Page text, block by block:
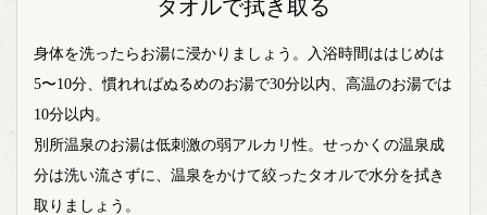
タオルで拭き取る
身体を洗ったらお湯に浸かりましょう。入浴時間ははじめは
5〜10分、慣れればぬるめのお湯で30分以内、高温のお湯では
10分以内。
別所温泉のお湯は低刺激の弱アルカリ性。せっかくの温泉成
分は洗い流さずに、温泉をかけて絞ったタオルで水分を拭き
取りましょう。